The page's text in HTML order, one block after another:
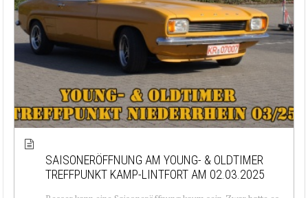
SAISONERÖFFNUNG AM YOUNG- & OLDTIMER
TREFFPUNKT KAMP-LINTFORT AM 02.03.2025